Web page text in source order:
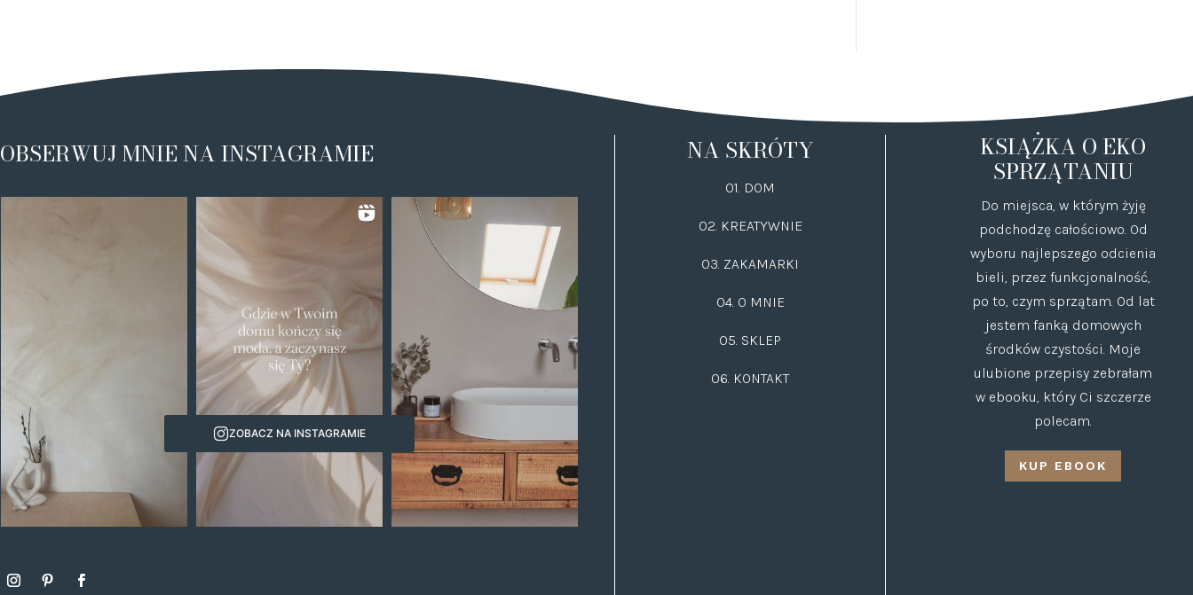
OBSERWUJ MNIE NA INSTAGRAMIE
ZOBACZ NA INSTAGRAMIE
NA SKRÓTY
01. DOM
02. KREATYWNIE
03. ZAKAMARKI
04. O MNIE
05. SKLEP
06. KONTAKT
KSIĄŻKA O EKO
SPRZĄTANIU
Do miejsca, w którym żyję
podchodzę całościowo. Od
wyboru najlepszego odcienia
bieli, przez funkcjonalność,
po to, czym sprzątam. Od lat
jestem fanką domowych
środków czystości. Moje
ulubione przepisy zebrałam
w ebooku, który Ci szczerze
polecam.
KUP EBOOK